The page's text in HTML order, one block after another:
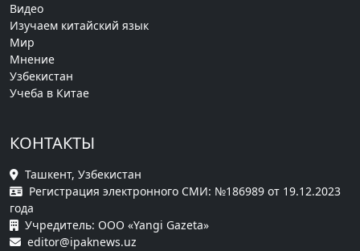
Видео
Изучаем китайский язык
Мир
Мнение
Узбекистан
Учеба в Китае
КОНТАКТЫ
Ташкент, Узбекистан
Регистрация электронного СМИ: №186989 от 19.12.2023
года
Учредитель: ООО «Yangi Gazeta»
editor@ipaknews.uz